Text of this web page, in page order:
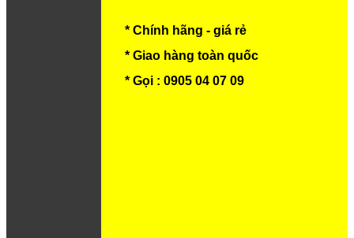
* Chính hãng - giá rẻ
* Giao hàng toàn quốc
* Gọi : 0905 04 07 09